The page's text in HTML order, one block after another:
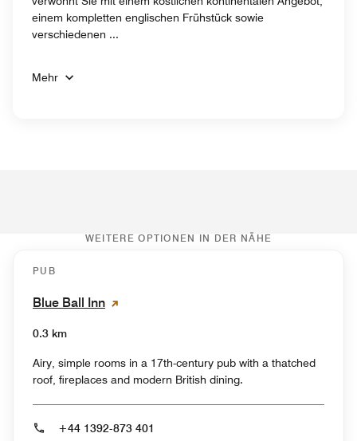
einem kompletten englischen Frühstück sowie
verschiedenen ...
Mehr
WEITERE OPTIONEN IN DER NÄHE
PUB
Blue Ball Inn
0.3 km
Airy, simple rooms in a 17th-century pub with a thatched
roof, fireplaces and modern British dining.
+44 1392-873 401